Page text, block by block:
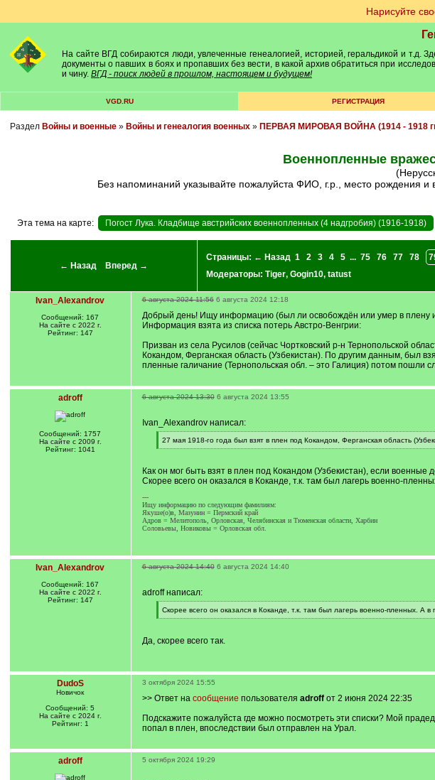
Нарисуйте
На сайте ВГД собираются люди, увлеченные генеалогией, историей, геральдикой и т.д.
документы о павших в боях и пропавших без вести, в какой архив обратиться при
и чину. ВГД - поиск людей в прошлом, настоящем и будущем!
VGD.RU РЕГИСТРАЦИЯ
Раздел Войны и военные» Войны и генеалогия военных» ПЕРВАЯ МИРОВАЯ ВОЙНА (1914 - 1918
Военнопленные
Без напоминаний указывайте пожалуйста ФИО, г.р., место рождения
Эта тема на карте: Погост Лука. Кладбище австрийских военнопленных (4 надгробия) (1916-1918)
← Назад Вперед →
Страницы: ← Назад 1 2 3 4 5 ... 75 76 77 78
Модераторы: Tiger, Gogin10, tatust
Ivan_Alexandrov
Сообщений: 167
На сайте с 2022 г.
Рейтинг: 147
6 августа 2024 11:56 6 августа 2024 12:18
Добрый день! Ищу информацию (был ли освобождён или умер в плену и
Информация взята из списка потерь Австро-Венгрии:
Призван из села Русилов (сейчас Чортковский р-н Тернопольской
Кокандом, Ферганская область (Узбекистан). По другим данным, был
пленные галичание (Тернопольская обл. – это Галиция) потом пошли
adroff
Сообщений: 1757
На сайте с 2009 г.
Рейтинг: 1041
6 августа 2024 13:30 6 августа 2024 13:55
Ivan_Alexandrov написал:
[
q
27 мая 1918-го года был взят в плен под Кокандом, Ферганская область
[
]
Как он мог быть взят в плен под Кокандом (Узбекистан), если военные
Скорее всего он оказался в Коканде, т.к. там был лагерь военно-
---
Ищу информацию по следующим фамилиям:
Якуше(o)в, Мазунин = Пермский край
Адров = Мелитополь, Орловская, Челябинская и Тюменская области, Харбин
Соловьевы, Новиковы = Орловская обл.
Ivan_Alexandrov
Сообщений: 167
На сайте с 2022 г.
Рейтинг: 147
6 августа 2024 14:40 6 августа 2024 14:40
adroff написал:
[
q
Скорее всего он оказался в Коканде, т.к. там был лагерь военно-пленных. А в
[
]
Да, скорее всего так.
DudoS
Новичок
Сообщений: 5
На сайте с 2024 г.
Рейтинг: 1
3 октября 2024 15:55
>> Ответ на сообщение пользователя adroffот 2 июня 2024 22:35
Подскажите пожалуйста где можно посмотреть эти списки? Мой
попал в плен, впоследствии был отправлен на Урал.
adroff 5 октября 2024 19:29